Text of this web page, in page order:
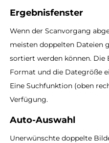
Ergebnisfenster
Wenn der Scanvorgang
meisten doppelten Dateien
sortiert werden können. Die
Format und die Dategröße
Eine Suchfunktion (oben
Verfügung.
Auto-Auswahl
Unerwünschte doppelte